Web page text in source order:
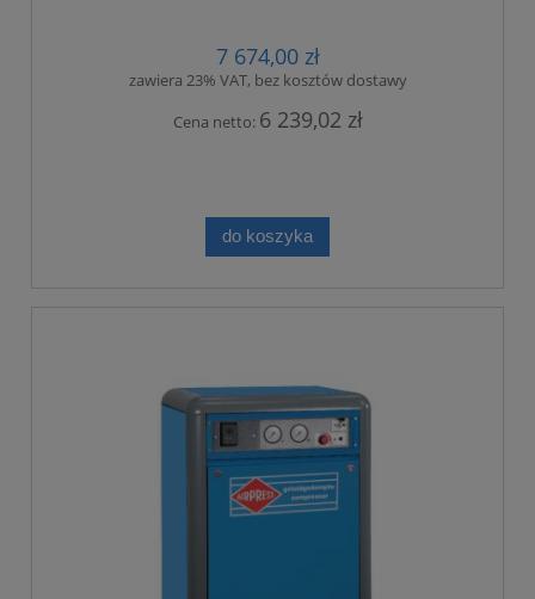
7 674,00 zł
zawiera 23% VAT, bez kosztów dostawy
Cena netto: 6 239,02 zł
do koszyka